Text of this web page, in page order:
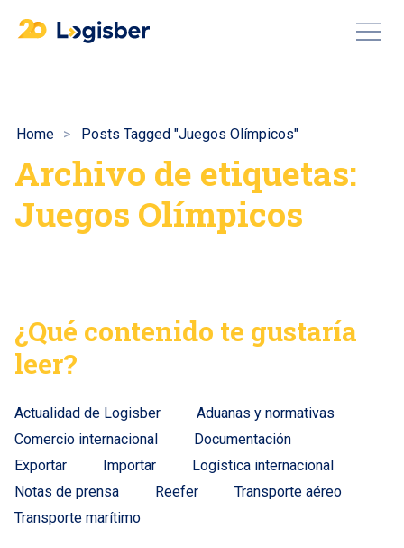
Home Posts Tagged "Juegos Olímpicos"
Archivo de etiquetas:
Juegos Olímpicos
¿Qué contenido te gustaría
leer?
Actualidad de Logisber
Aduanas y normativas
Comercio internacional
Documentación
Exportar
Importar
Logística internacional
Notas de prensa
Reefer
Transporte aéreo
Transporte marítimo